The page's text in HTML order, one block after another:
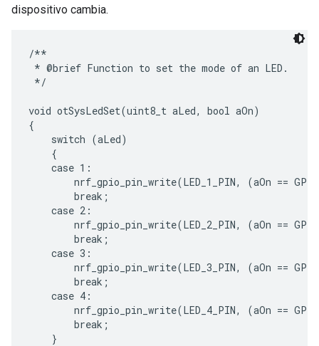
dispositivo cambia.
/**
* @brief Function to set the mode of an LED.
*/
void otSysLedSet(uint8_t aLed, bool aOn)
{
    switch (aLed)
    {
    case 1:
nrf_gpio_pin_write(LED_1_PIN, (aOn ==
        break;
    case 2:
nrf_gpio_pin_write(LED_2_PIN, (aOn ==
        break;
    case 3:
nrf_gpio_pin_write(LED_3_PIN, (aOn ==
        break;
    case 4:
nrf_gpio_pin_write(LED_4_PIN, (aOn ==
        break;
    }